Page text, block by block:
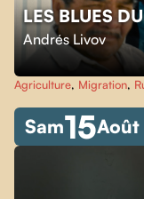
LES BLUES
Andrés Livov
Agriculture, Migration,
Sam15Août